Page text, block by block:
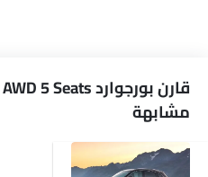
مشابهة